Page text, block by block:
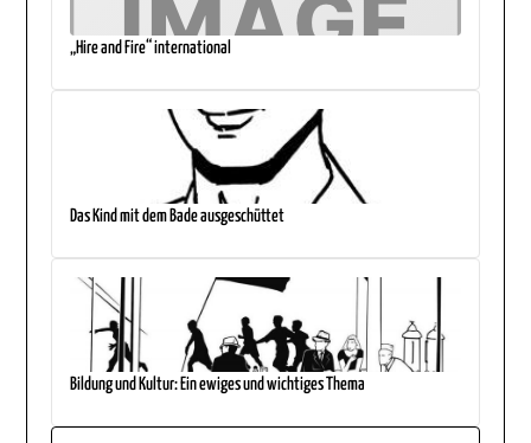
„Hire and Fire“ international
Das Kind mit dem Bade ausgeschüttet
Bildung und Kultur: Ein ewiges und wichtiges Thema